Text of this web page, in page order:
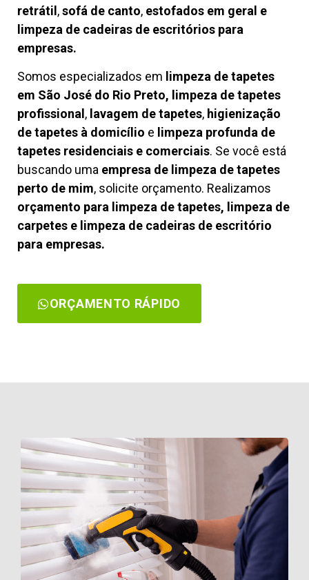
retrátil,sofá de canto, estofados em geral e
limpeza de cadeiras de escritórios para
empresas.
Somos especializados em limpeza de tapetes
em São José do Rio Preto, limpeza de tapetes
profissional , lavagem de tapetes, higienização
de tapetes à domicílio e limpeza profunda de
tapetes residenciais e comerciais. Se você está
buscando uma empresa de limpeza de tapetes
perto de mim, solicite orçamento. Realizamos
orçamento para limpeza de tapetes, limpeza de
carpetes e limpeza de cadeiras de escritório
para empresas.
ORÇAMENTO RÁPIDO